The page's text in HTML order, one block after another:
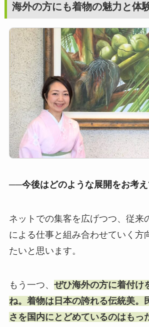
海外の方にも着物の魅力と体
──今後はどのような展開をお考え
ネットでの集客を広げつつ、従来
による仕事と組み合わせていく方
たいと思います。
もう一つ、 ぜひ海外の方に着付け
ね。着物は日本の誇れる伝統美。
さを国内にとどめているのはもっ